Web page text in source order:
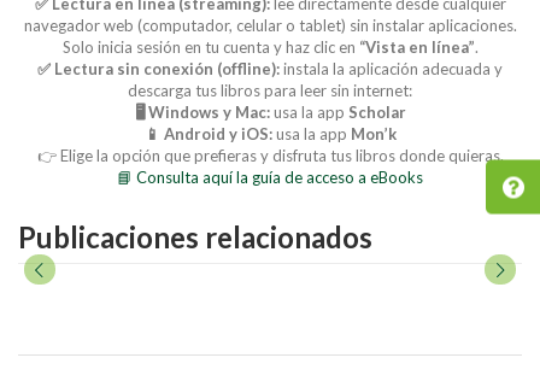
navegador web (computador, celular o tablet) sin instalar aplicaciones.
Solo inicia sesión en tu cuenta y haz clic en “Vista en línea”.
✅ Lectura sin conexión (offline):instala la aplicación adecuada y
descarga tus libros para leer sin internet:
🖥️ Windows y Mac:usa la app Scholar
📱 Android y iOS:usa la app Mon’k
👉 Elige la opción que prefieras y disfruta tus libros donde quieras.
📘 Consulta aquí la guía de acceso a eBooks
Publicaciones relacionados